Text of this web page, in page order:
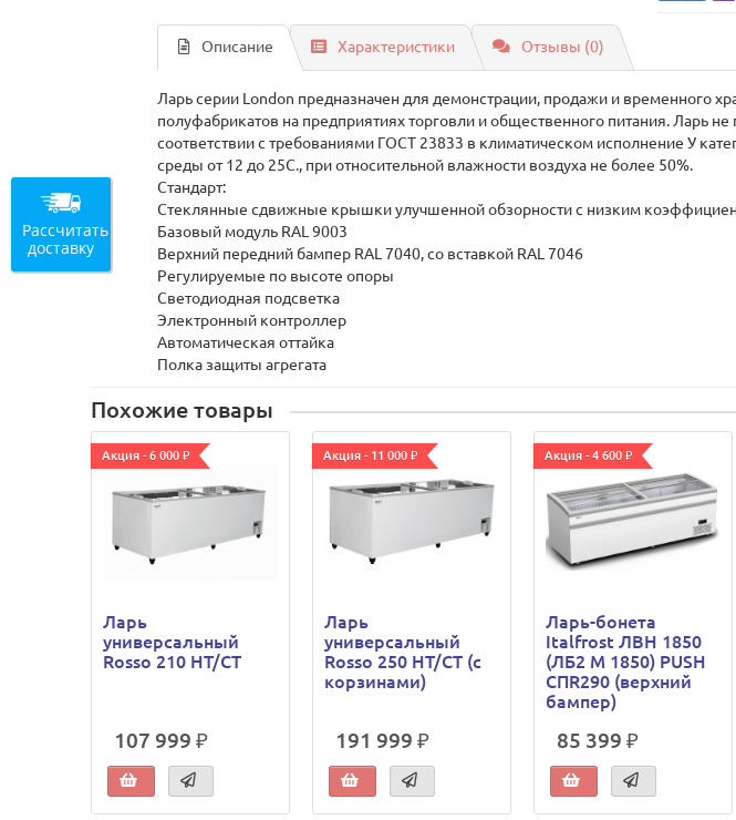
Описание Характеристики Отзывы (0)
Ларь серии London предназначен для демонстрации, продажи и временного
полуфабрикатов на предприятиях торговли и общественного питания. Ларь
соответствии с требованиями ГОСТ 23833 в климатическом исполнение У
среды от 12 до 25С., при относительной влажности воздуха не более 50%.
Стандарт:
Стеклянные сдвижные крышки улучшенной обзорности с низким
Базовый модуль RAL 9003
Верхний передний бампер RAL 7040, со вставкой RAL 7046
Регулируемые по высоте опоры
Светодиодная подсветка
Электронный контроллер
Автоматическая оттайка
Полка защиты агрегата
Похожие товары
Акция - 6 000 ₽
Ларь
универсальный
Rosso 210 HT/CT
107 999 ₽
Акция - 11 000 ₽
Ларь
универсальный
Rosso 250 HT/CT (с
корзинами)
191 999 ₽
Акция - 4 600 ₽
Ларь-бонета
Italfrost ЛВН 1850
(ЛБ2 М 1850) PUSH
СПR290 (верхний
бампер)
85 399 ₽
Рассчитать
доставку